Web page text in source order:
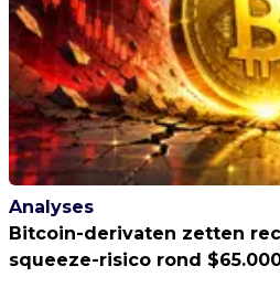
Analyses
Bitcoin-derivaten zetten
squeeze-risico rond